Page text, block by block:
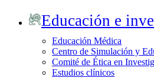
Educación e
Educación Médica
Centro de Simulación y
Comité de Ética en
Estudios clínicos